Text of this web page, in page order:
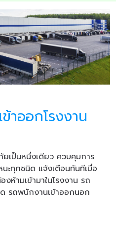
าออกโรงงาน
เป็นหนึ่งเดียว ควบคุมการ
ะทุกชนิด แจ้งเตือนทันทีเมื่อ
ห้ามเข้ามาในโรงงาน รถ
รถพนักงานเข้าออกนอก